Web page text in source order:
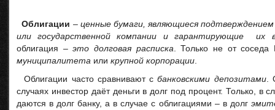
Облигации – ценные бумаги, являющиеся
или государственной компании и гарантирующие их
облигация –это долговая расписка . Только не от
муниципалитета или крупной корпорации
Облигации часто сравнивают сбанковскими депозитами.
случаях инвестор даёт деньги в долг под процент. Только, в
даются в долг банку, а в случае с облигациями – в долг